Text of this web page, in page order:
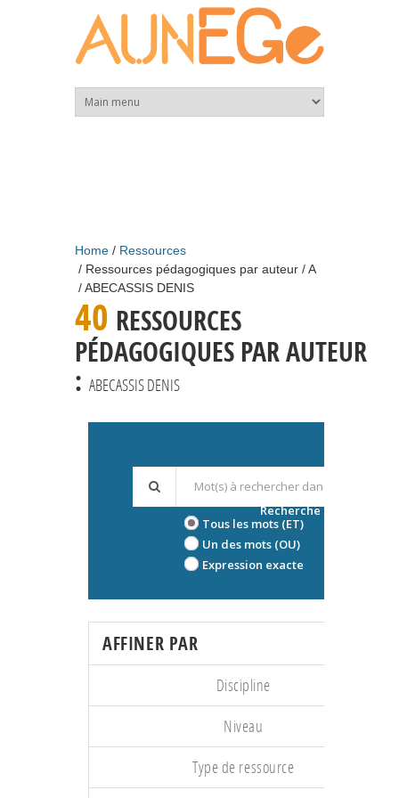
Home
Ressources
Ressources pédagogiques par auteur
A
ABECASSIS DENIS
40 RESSOURCES
PÉDAGOGIQUES PAR AUTEUR
: ABECASSIS DENIS
Tous les mots (ET)
Un des mots (OU)
Expression exacte
Recherche avancée
AFFINER PAR
Discipline
Niveau
Type de ressource